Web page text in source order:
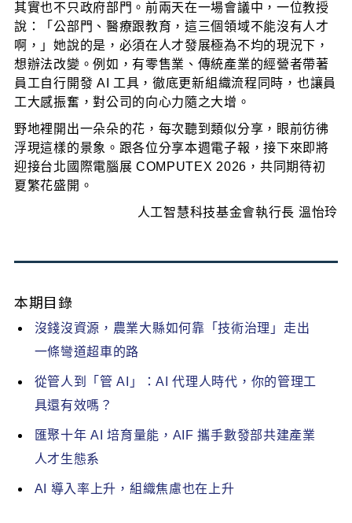
其實也不只政府部門。前兩天在一場會議中，一位教授
說：「公部門、醫療跟教育，這三個領域不能沒有人才
啊，」她說的是，必須在人才發展極為不均的現況下，
想辦法改變。例如，有零售業、傳統產業的經營者帶著
員工自行開發 AI 工具，徹底更新組織流程同時，也讓員
工大感振奮，對公司的向心力隨之大增。
野地裡開出一朵朵的花，每次聽到類似分享，眼前彷彿
浮現這樣的景象。跟各位分享本週電子報，接下來即將
迎接台北國際電腦展 COMPUTEX 2026，共同期待初
夏繁花盛開。
人工智慧科技基金會執行長 溫怡玲
本期目錄
沒錢沒資源，農業大縣如何靠「技術治理」走出
一條彎道超車的路
從管人到「管 AI」：AI 代理人時代，你的管理工
具還有效嗎？
匯聚十年 AI 培育量能，AIF 攜手數發部共建產業
人才生態系
AI 導入率上升，組織焦慮也在上升